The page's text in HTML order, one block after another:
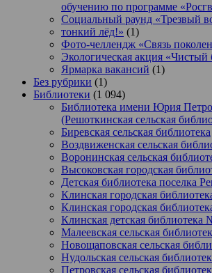
обучению по программе
Социальный раунд «Трезвый
тонкий лёд!» (1)
Фото-челлендж «Связь
Экологическая акция «Чистый
Ярмарка вакансий (1)
Без рубрики (1)
Библиотеки (1 094)
Библиотека имени Юрия
(Решоткинская сельская
Биревская сельская библиотека
Воздвиженская сельская
Воронинская сельская
Высоковская городская
Детская библиотека поселка
Клинская городская
Клинская городская
Клинская детская библиотека
Малеевская сельская
Новощаповская сельская
Нудольская сельская
Петровская сельская